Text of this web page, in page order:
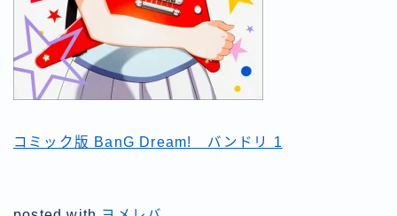
コミック版 BanG Dream! バンドリ 1